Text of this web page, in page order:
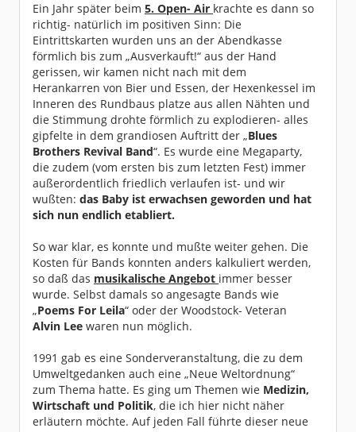
Ein Jahr später beim 5. Open- Air krachte es dann so
richtig- natürlich im positiven Sinn: Die
Eintrittskarten wurden uns an der Abendkasse
förmlich bis zum „Ausverkauft!“ aus der Hand
gerissen, wir kamen nicht nach mit dem
Herankarren von Bier und Essen, der Hexenkessel im
Inneren des Rundbaus platze aus allen Nähten und
die Stimmung drohte förmlich zu explodieren- alles
gipfelte in dem grandiosen Auftritt der „Blues
Brothers Revival Band“. Es wurde eine Megaparty,
die zudem (vom ersten bis zum letzten Fest) immer
außerordentlich friedlich verlaufen ist- und wir
wußten: das Baby ist erwachsen geworden und hat
sich nun endlich etabliert.
So war klar, es konnte und mußte weiter gehen. Die
Kosten für Bands konnten anders kalkuliert werden,
so daß das musikalische Angebot immer besser
wurde. Selbst damals so angesagte Bands wie
„Poems For Leila“ oder der Woodstock- Veteran
Alvin Lee waren nun möglich.
1991 gab es eine Sonderveranstaltung, die zu dem
Umweltgedanken auch eine „Neue Weltordnung“
zum Thema hatte. Es ging um Themen wie Medizin,
Wirtschaft und Politik, die ich hier nicht näher
erläutern möchte. Auf jeden Fall führte dieser neue